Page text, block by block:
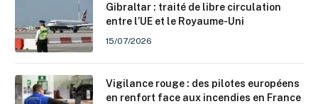
Gibraltar : traité de libre circulation
entre l’UE et le Royaume-Uni
15/07/2026
Vigilance rouge : des pilotes européens
en renfort face aux incendies en France